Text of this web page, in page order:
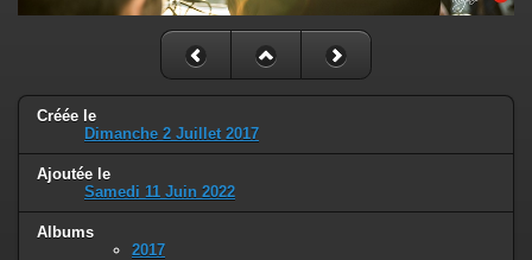
Créée le
Dimanche 2 Juillet 2017
Ajoutée le
Samedi 11 Juin 2022
Albums
2017